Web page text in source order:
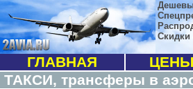
Скидки
ГЛАВНАЯ
ТАКСИ, трансферы в